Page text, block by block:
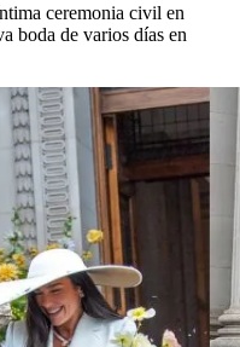
ceremonia civil en
boda de varios días en